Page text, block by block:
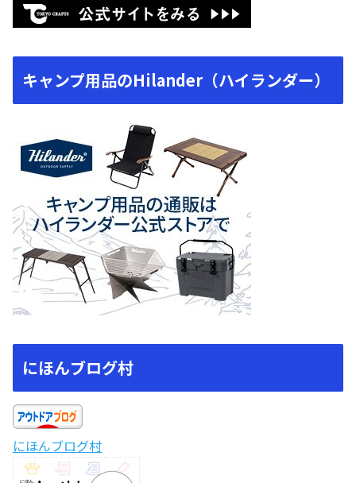
キャンプ用品のHilander（ハイランダー）
にほんブログ村
にほんブログ村